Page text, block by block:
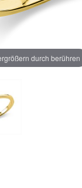
durch berühren